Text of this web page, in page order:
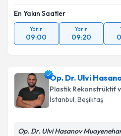
En Yakın Saatler
Yarın
09:00
Yarın
09:20
Op. Dr. Ulvi
Plastik Rekonstrüktif
İstanbul, Beşiktaş
Op. Dr. Ulvi Hasanov